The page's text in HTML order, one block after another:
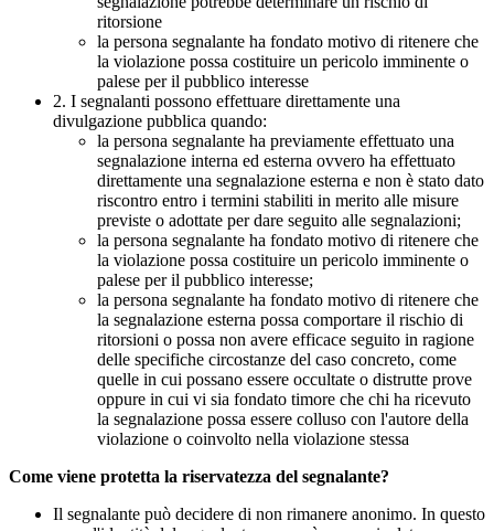
ritorsione
la persona segnalante ha fondato motivo di ritenere che
la violazione possa costituire un pericolo imminente o
palese per il pubblico interesse
2. I segnalanti possono effettuare direttamente una
divulgazione pubblica quando:
la persona segnalante ha previamente effettuato una
segnalazione interna ed esterna ovvero ha effettuato
direttamente una segnalazione esterna e non è stato dato
riscontro entro i termini stabiliti in merito alle misure
previste o adottate per dare seguito alle segnalazioni;
la persona segnalante ha fondato motivo di ritenere che
la violazione possa costituire un pericolo imminente o
palese per il pubblico interesse;
la persona segnalante ha fondato motivo di ritenere che
la segnalazione esterna possa comportare il rischio di
ritorsioni o possa non avere efficace seguito in ragione
delle specifiche circostanze del caso concreto, come
quelle in cui possano essere occultate o distrutte prove
oppure in cui vi sia fondato timore che chi ha ricevuto
la segnalazione possa essere colluso con l'autore della
violazione o coinvolto nella violazione stessa
Come viene protetta la riservatezza del segnalante?
Il segnalante può decidere di non rimanere anonimo. In questo